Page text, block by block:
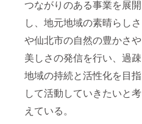
つながりのある事業を展開
し、地元地域の素晴らしさ
や仙北市の自然の豊かさや
美しさの発信を行い、過疎
地域の持続と活性化を目指
して活動していきたいと考
えている。